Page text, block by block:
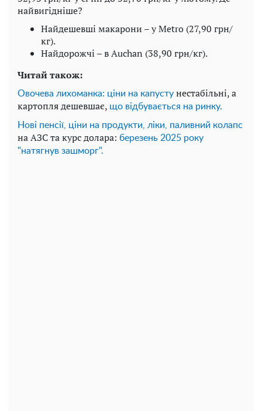
найвигідніше?
Найдешевші макарони – у Metro (27,90 грн/
кг).
Найдорожчі – в Auchan (38,90 грн/кг).
Читайтакож:
Овочева лихоманка: ціни на капусту нестабільні, а
картопля дешевшає, що відбувається на ринку.
Нові пенсії, ціни на продукти, ліки, паливний колапс
на АЗС та курс долара: березень 2025 року
"натягнув зашморг".